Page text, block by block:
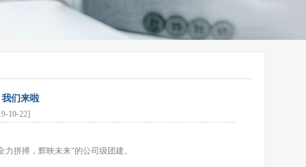
们来啦
10-22]
拼搏，辉映未来”的公司级团建。